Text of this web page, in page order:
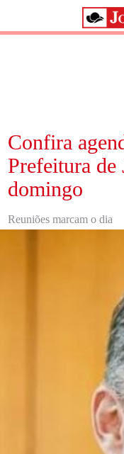
Confira
Prefeitura de
domingo
Reuniões marcam o dia